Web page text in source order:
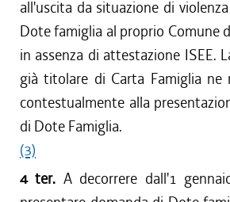
all'uscita da situazione di
Dote famiglia al proprio Comune
in assenza di attestazione ISEE.
già titolare di Carta Famiglia ne
contestualmente alla
di Dote Famiglia.
(3)
4 ter. A decorrere dall'1